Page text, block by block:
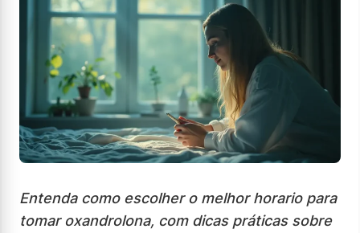
Entenda como escolher o melhor horario para
tomar oxandrolona, com dicas práticas sobre